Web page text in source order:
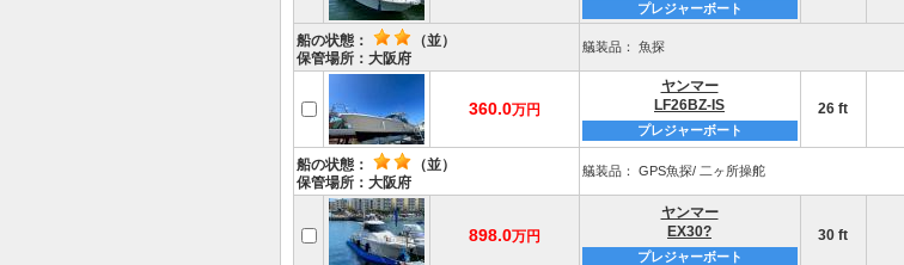
プレジャーボート
船の状態：
（並）
保管場所：大阪府
艤装品： 魚探
360.0万円
ヤンマー
LF26BZ-IS
プレジャーボート
26 ft
船の状態：
（並）
保管場所：大阪府
艤装品： GPS魚探/ 二ヶ所操舵
898.0万円
ヤンマー
EX30?
プレジャーボート
30 ft